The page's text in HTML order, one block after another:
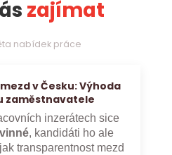
zajímat
nabídek práce
v Česku: Výhoda
zaměstnavatele
inzerátech sice
, kandidáti ho ale
transparentnost mezd